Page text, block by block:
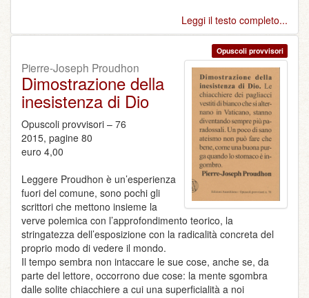
Leggi il testo completo...
Opuscoli provvisori
Pierre-Joseph Proudhon
Dimostrazione della
inesistenza di Dio
Opuscoli provvisori – 76
2015, pagine 80
euro 4,00
Leggere Proudhon è un’esperienza
fuori del comune, sono pochi gli
scrittori che mettono insieme la
verve polemica con l’approfondimento teorico, la
stringatezza dell’esposizione con la radicalità concreta del
proprio modo di vedere il mondo.
Il tempo sembra non intaccare le sue cose, anche se, da
parte del lettore, occorrono due cose: la mente sgombra
dalle solite chiacchiere a cui una superficialità a noi